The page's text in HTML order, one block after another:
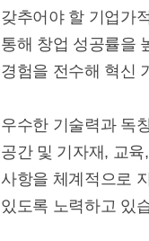
갖추어야 할 기업가
통해 창업 성공률을
경험을 전수해 혁신
우수한 기술력과 독
공간 및 기자재, 교
사항을 체계적으로
있도록 노력하고 있